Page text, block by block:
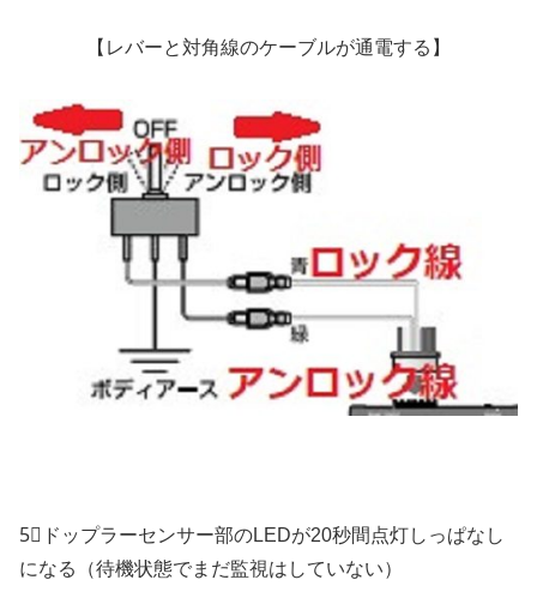
【レバーと対角線のケーブルが通電する】
5⃣ドップラーセンサー部のLEDが20秒間点灯しっぱなし
になる（待機状態でまだ監視はしていない）